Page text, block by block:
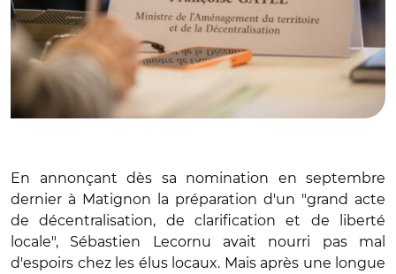
En annonçant dès sa nomination en septembre
dernier à Matignon la préparation d'un "grand acte
de décentralisation, de clarification et de liberté
locale", Sébastien Lecornu avait nourri pas mal
d'espoirs chez les élus locaux. Mais après une longue